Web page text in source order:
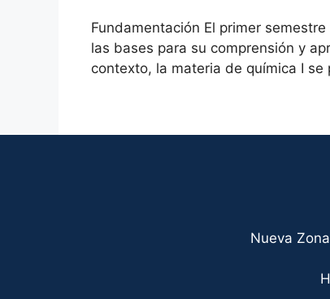
Fundamentación El primer
las bases para su comprensión y
contexto, la materia de química I
Nueva